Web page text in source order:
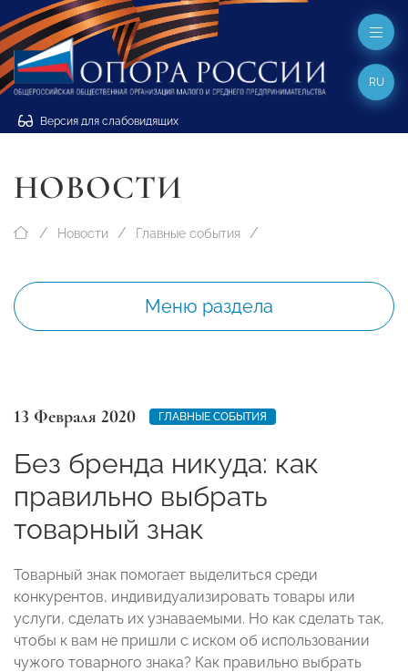
Версия для слабовидящих
RU
НОВОСТИ
Новости Главные события
Меню раздела
13 Февраля 2020 ГЛАВНЫЕ СОБЫТИЯ
Без бренда никуда: как
правильно выбрать
товарный знак
Товарный знак помогает выделиться среди
конкурентов, индивидуализировать товары или
услуги, сделать их узнаваемыми. Но как сделать так,
чтобы к вам не пришли с иском об использовании
чужого товарного знака? Как правильно выбрать